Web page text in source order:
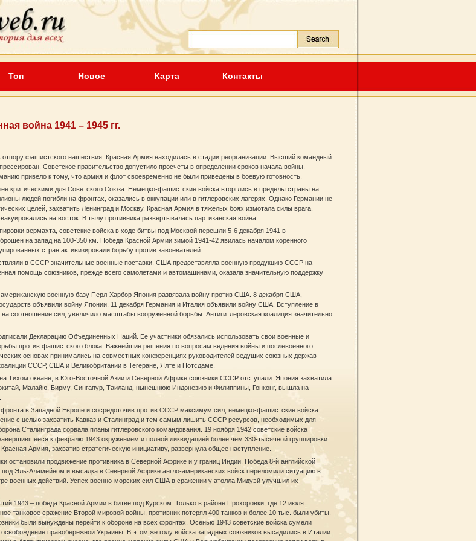
Топ Новое Карта Контакты
война 1941 – 1945 гг.
отпору фашистского нашествия. Красная Армия находилась в стадии реорганизации. Высший командный
Советское правительство допустило просчеты в определении сроков начала войны.
привело к тому, что армия и флот своевременно не были приведены в боевую готовность.
критическими для Советского Союза. Немецко-фашистские войска вторглись в пределы страны на
людей погибли на фронтах, оказались в оккупации или в гитлеровских лагерях. Однако Германии не
целей, захватить Ленинград и Москву. Красная Армия в тяжелых боях измотала силы врага.
на восток. В тылу противника развертывалась партизанская война.
вермахта, советские войска в ходе битвы под Москвой перешли 5-6 декабря 1941 в
на запад на 100-350 км. Победа Красной Армии зимой 1941-42 явилась началом коренного
стран активизировали борьбу против завоевателей.
в СССР значительные военные поставки. США предоставляла военную продукцию СССР на
помощь союзников, прежде всего самолетами и автомашинами, оказала значительную поддержку
военную базу Перл-Харбор Япония развязала войну против США. 8 декабря США,
объявили войну Японии, 11 декабря Германия и Италия объявили войну США. Вступление в
соотношение сил, увеличило масштабы вооруженной борьбы. Антигитлеровская коалиция значительно
Декларацию Объединенных Наций. Ее участники обязались использовать свои военные и
против фашистского блока. Важнейшие решения по вопросам ведения войны и послевоенного
основах принимались на совместных конференциях руководителей ведущих союзных держав –
СССР, США и Великобритании в Тегеране, Ялте и Потсдаме.
Тихом океане, в Юго-Восточной Азии и Северной Африке союзники СССР отступали. Япония захватила
Малайю, Бирму, Сингапур, Таиланд, нынешнюю Индонезию и Филиппины, Гонконг, вышла на
фронта в Западной Европе и сосредоточив против СССР максимум сил, немецко-фашистские войска
с целью захватить Кавказ и Сталинград и тем самым лишить СССР ресурсов, необходимых для
Сталинграда сорвала планы гитлеровского командования. 19 ноября 1942 советские войска
к февралю 1943 окружением и полной ликвидацией более чем 330-тысячной группировки
Армия, захватив стратегическую инициативу, развернула общее наступление.
остановили продвижение противника в Северной Африке и у границ Индии. Победа 8-й английской
Эль-Аламейном и высадка в Северной Африке англо-американских войск переломили ситуацию в
военных действий. Успех военно-морских сил США в сражении у атолла Мидуэй улучшил их
1943 – победа Красной Армии в битве под Курском. Только в районе Прохоровки, где 12 июля
танковое сражение Второй мировой войны, противник потерял 400 танков и более 10 тыс. были убиты.
были вынуждены перейти к обороне на всех фронтах. Осенью 1943 советские войска сумели
правобережной Украины. В этом же году войска западных союзников высадились в Италии.